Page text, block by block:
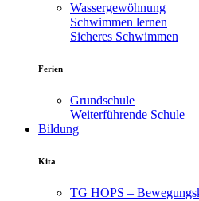
Wassergewöhnung
Schwimmen lernen
Sicheres Schwimmen
Ferien
Grundschule
Weiterführende Schule
Bildung
Kita
TG HOPS –